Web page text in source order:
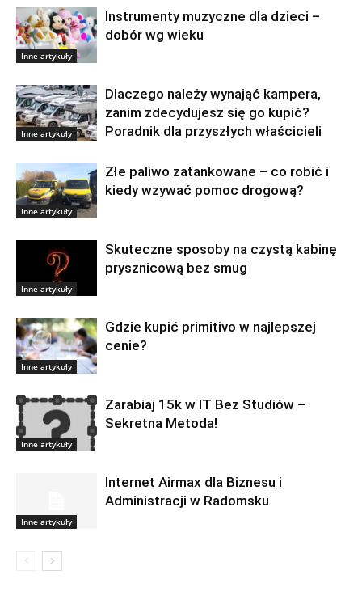
Inne artykuły
Instrumenty muzyczne dla dzieci –
dobór wg wieku
Inne artykuły
Dlaczego należy wynająć kampera,
zanim zdecydujesz się go kupić?
Poradnik dla przyszłych właścicieli
Inne artykuły
Złe paliwo zatankowane – co robić i
kiedy wzywać pomoc drogową?
Inne artykuły
Skuteczne sposoby na czystą kabinę
prysznicową bez smug
Inne artykuły
Gdzie kupić primitivo w najlepszej
cenie?
Inne artykuły
Zarabiaj 15k w IT Bez Studiów –
Sekretna Metoda!
Inne artykuły
Internet Airmax dla Biznesu i
Administracji w Radomsku